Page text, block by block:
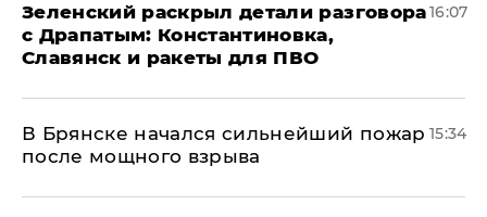
​Зеленский раскрыл детали разговора
с Драпатым: Константиновка,
Славянск и ракеты для ПВО
16:07
В Брянске начался сильнейший пожар
после мощного взрыва
15:34